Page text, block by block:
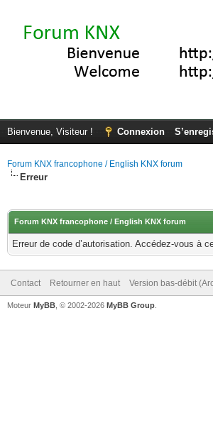
Bienvenue, Visiteur ! Connexion
Forum KNX francophone / English KNX forum
Erreur
Forum KNX francophone / English KNX forum
Erreur de code d’autorisation. Accédez-vous à
Contact Retourner en haut Version bas-débit
Moteur MyBB , © 2002-2026 MyBB Group